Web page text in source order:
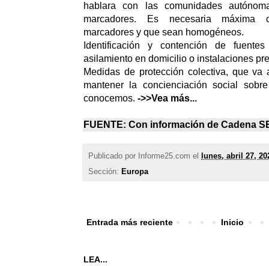
hablara con las comunidades
marcadores. Es necesaria máxima
marcadores y que sean homogéneos.
Identificación y contención de
asilamiento en domicilio o instalaciones
Medidas de protección colectiva, que va
mantener la concienciación social
conocemos. ->>Vea más...
FUENTE: Con información de Cadena
Publicado por Informe25.com el
lunes, abril 27,
Sección: Europa
Entrada más reciente Inicio
LEA...